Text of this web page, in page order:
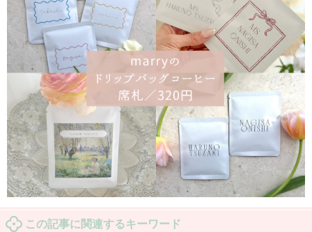
この記事に関連するキーワード